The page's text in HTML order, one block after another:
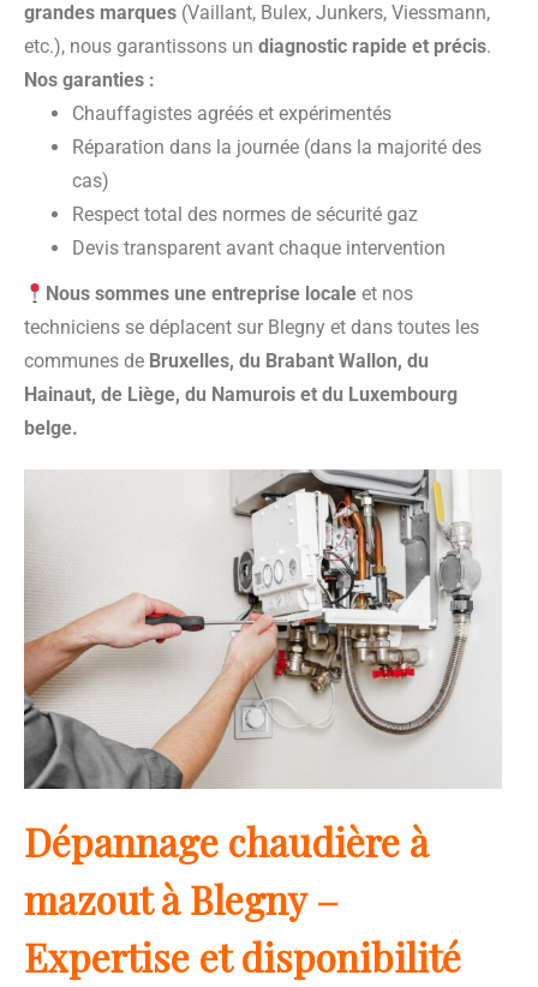
grandes marques (Vaillant, Bulex, Junkers, Viessmann,
etc.), nous garantissons un diagnostic rapide et précis.
Nos garanties :
Chauffagistes agréés et expérimentés
Réparation dans la journée (dans la majorité des
cas)
Respect total des normes de sécurité gaz
Devis transparent avant chaque intervention
Nous sommes une entreprise locale et nos
techniciens se déplacent sur Blegny et dans toutes les
communes de Bruxelles, du Brabant Wallon, du
Hainaut, de Liège, du Namurois et du Luxembourg
belge.
Dépannage chaudière à
mazout à Blegny –
Expertise et disponibilité